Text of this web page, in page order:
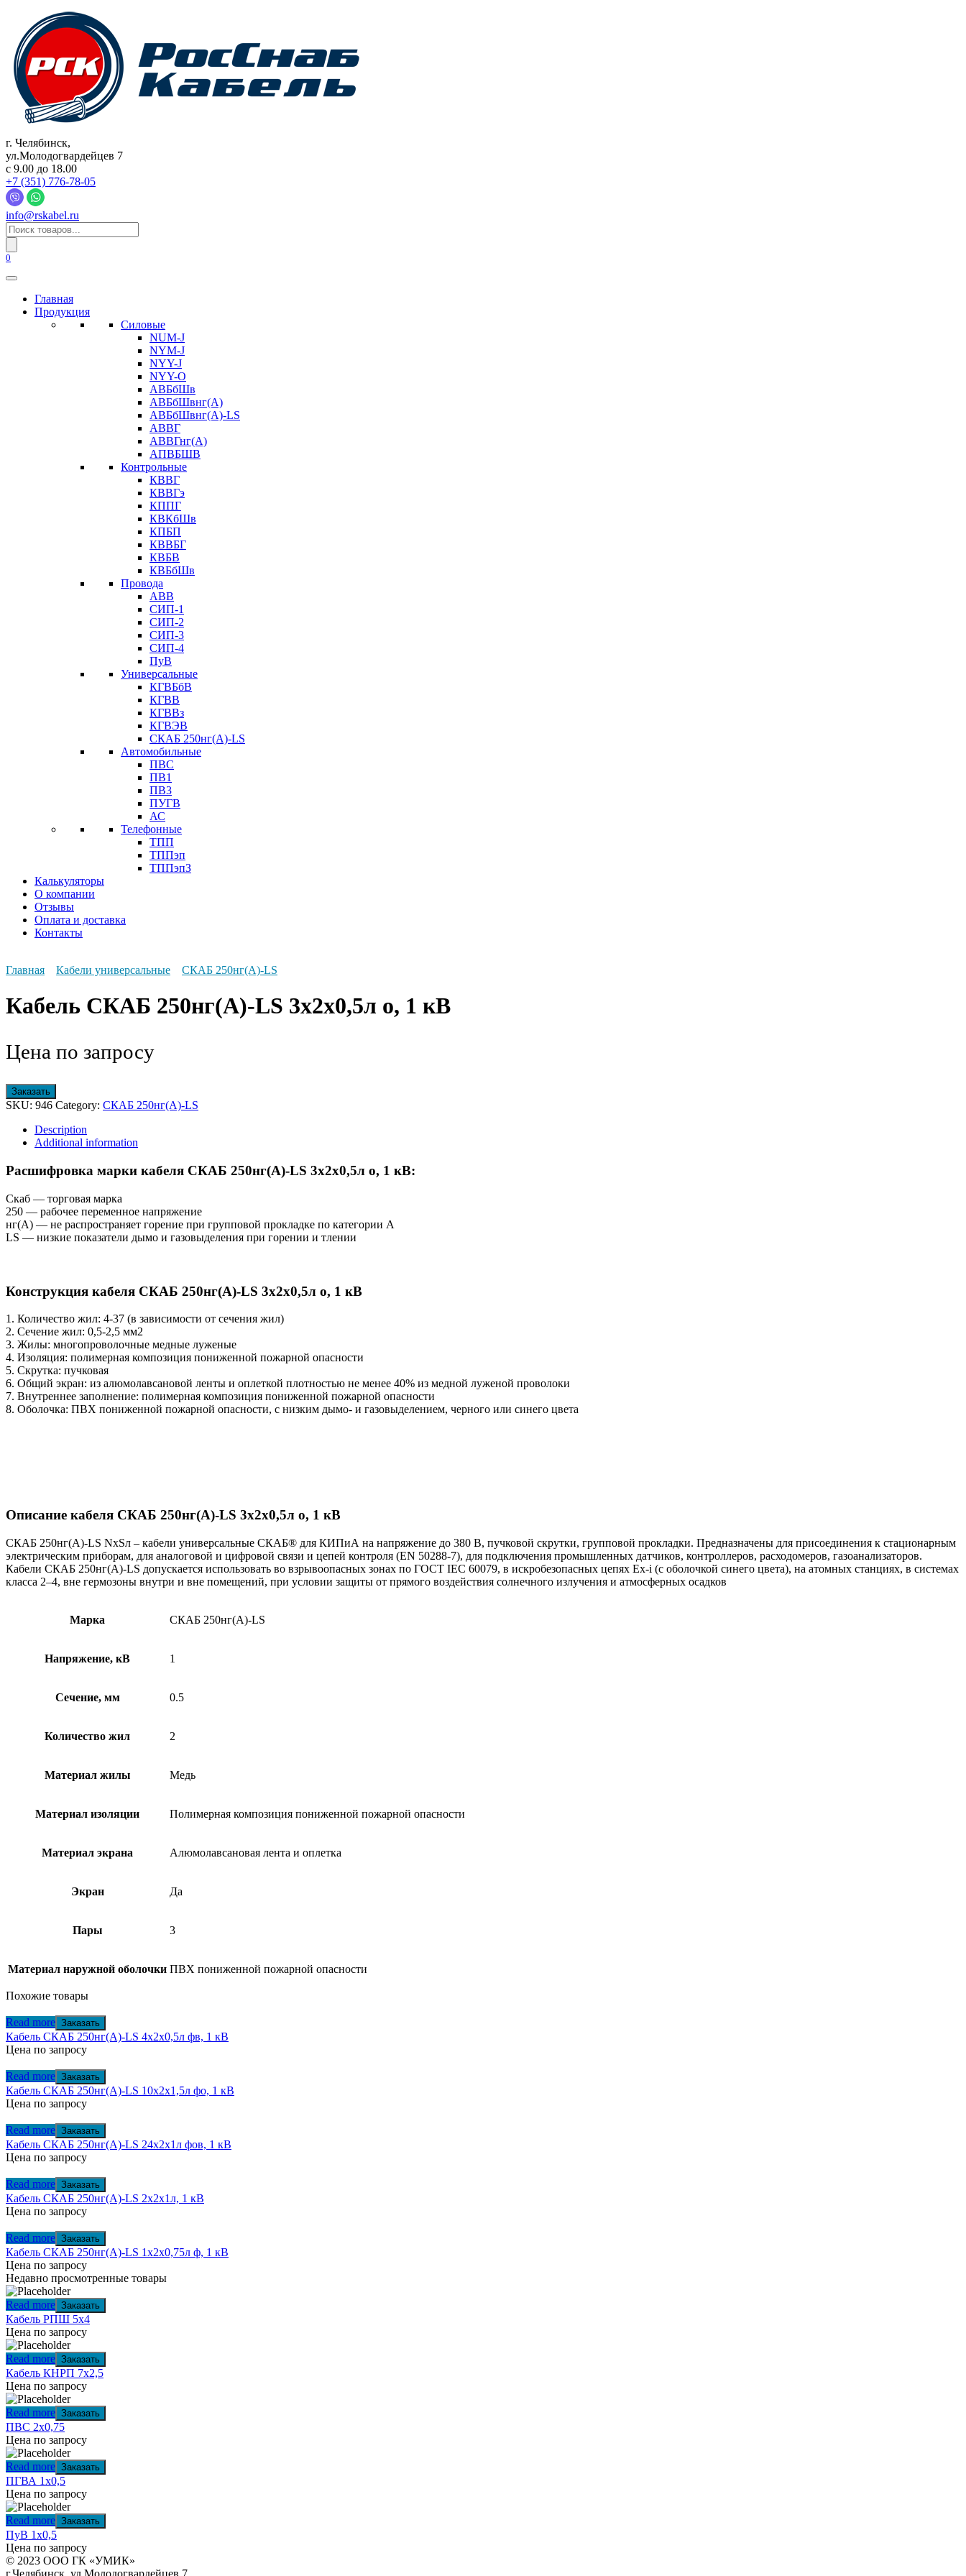
содержанию
г. Челябинск,
ул.Молодогвардейцев 7
c 9.00 до 18.00
+7 (351) 776-78-05
info@rskabel.ru
Поиск
товаров
0
Главная
Продукция
Силовые
NUM-J
NYM-J
NYY-J
NYY-O
АВБбШв
АВБбШвнг(А)
АВБбШвнг(А)-LS
АВВГ
АВВГнг(А)
АПВБШВ
Контрольные
КВВГ
КВВГэ
КППГ
КВКбШв
КПБП
КВВБГ
КВБВ
КВБбШв
Провода
АВВ
СИП-1
СИП-2
СИП-3
СИП-4
ПуВ
Универсальные
КГВБбВ
КГВВ
КГВВз
КГВЭВ
СКАБ 250нг(А)-LS
Автомобильные
ПВС
ПВ1
ПВ3
ПУГВ
АС
Телефонные
ТПП
ТППэп
ТППэпЗ
Калькуляторы
О компании
Отзывы
Оплата и доставка
Контакты
Главная Кабели универсальные СКАБ 250нг(А)-LS
Кабель СКАБ 250нг(А)-LS 3x2x0,5л о, 1 кВ
Цена по запросу
Заказать
SKU: 946 Category: СКАБ 250нг(А)-LS
Description
Additional information
Расшифровка марки кабеля СКАБ 250нг(А)-LS 3x2x0,5л о, 1 кВ:
Скаб — торговая марка
250 — рабочее переменное напряжение
нг(A) — не распространяет горение при групповой прокладке по категории А
LS — низкие показатели дымо и газовыделения при горении и тлении
Конструкция кабеля СКАБ 250нг(А)-LS 3x2x0,5л о, 1 кВ
1. Количество жил: 4-37 (в зависимости от сечения жил)
2. Сечение жил: 0,5-2,5 мм2
3. Жилы: многопроволочные медные луженые
4. Изоляция: полимерная композиция пониженной пожарной опасности
5. Скрутка: пучковая
6. Общий экран: из алюмолавсановой ленты и оплеткой плотностью не менее 40% из медной луженой проволоки
7. Внутреннее заполнение: полимерная композиция пониженной пожарной опасности
8. Оболочка: ПВХ пониженной пожарной опасности, с низким дымо- и газовыделением, черного или синего цвета
Описание кабеля СКАБ 250нг(А)-LS 3x2x0,5л о, 1 кВ
СКАБ 250нг(А)-LS NxSл – кабели универсальные СКАБ® для КИПиА на напряжение до 380 В, пучковой скрутки, групповой прокладки. Предназначены для присоединения к стационарным
электрическим приборам, для аналоговой и цифровой связи и цепей контроля (EN 50288-7), для подключения промышленных датчиков, контроллеров, расходомеров, газоанализаторов.
Кабели СКАБ 250нг(А)-LS допускается использовать во взрывоопасных зонах по ГОСТ IEC 60079, в искробезопасных цепях Ex-i (с оболочкой синего цвета), на атомных станциях, в системах
класса 2–4, вне гермозоны внутри и вне помещений, при условии защиты от прямого воздействия солнечного излучения и атмосферных осадков
Марка СКАБ 250нг(А)-LS
Напряжение, кВ 1
Сечение, мм 0.5
Количество жил 2
Материал жилы Медь
Материал изоляции Полимерная композиция пониженной пожарной опасности
Материал экрана Алюмолавсановая лента и оплетка
Экран Да
Пары 3
Материал наружной оболочки ПВХ пониженной пожарной опасности
Похожие товары
Read more Заказать
Кабель СКАБ 250нг(А)-LS 4x2x0,5л фв, 1 кВ
Цена по запросу
Read more Заказать
Кабель СКАБ 250нг(А)-LS 10x2x1,5л фо, 1 кВ
Цена по запросу
Read more Заказать
Кабель СКАБ 250нг(А)-LS 24x2x1л фов, 1 кВ
Цена по запросу
Read more Заказать
Кабель СКАБ 250нг(А)-LS 2x2x1л, 1 кВ
Цена по запросу
Read more Заказать
Кабель СКАБ 250нг(А)-LS 1x2x0,75л ф, 1 кВ
Цена по запросу
Недавно просмотренные товары
Read more Заказать
Кабель РПШ 5х4
Цена по запросу
Read more Заказать
Кабель КНРП 7х2,5
Цена по запросу
Read more Заказать
ПВС 2х0,75
Цена по запросу
Read more Заказать
ПГВА 1х0,5
Цена по запросу
Read more Заказать
ПуВ 1х0,5
Цена по запросу
© 2023 ООО ГК «УМИК»
г.Челябинск, ул.Молодогвардейцев 7